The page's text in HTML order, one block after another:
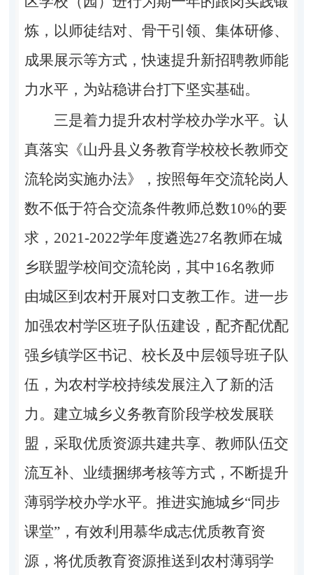
炼，以师徒结对、骨干引领、集体研修、
成果展示等方式，快速提升新招聘教师能
力水平，为站稳讲台打下坚实基础。
三是着力提升农村学校办学水平。 认
真落实 《山丹县义务教育学校校长教师交
流轮岗实施办法》
，按照每年交流轮岗人
数不低于符合交流条件教师总数10%的要
求， 2021-2022学年度遴选27名教师在城
乡联盟学校间交流轮岗， 其中16名教师
由城区到农村开展对口支教工作。进一步
加强农村学区班子队伍建设，配齐配优配
强乡镇学区书记、校长及中层领导班子队
伍，为农村学校持续发展注入了新的活
力。 建立城乡义务教育阶段学校发展联
盟，采取优质资源共建共享、教师队伍交
流互补、业绩捆绑考核等方式，不断提升
薄弱学校办学水平。推进实施城乡“同步
课堂”，有效利用慕华成志优质教育资
源，将优质教育资源推送到农村薄弱学